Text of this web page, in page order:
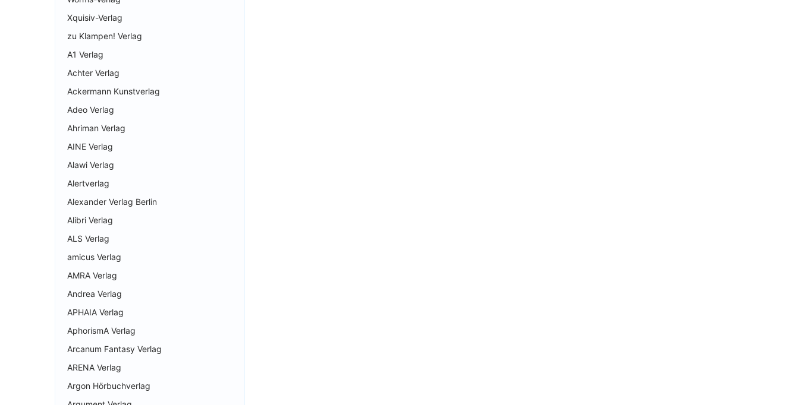
Xquisiv-Verlag
zu Klampen! Verlag
A1 Verlag
Achter Verlag
Ackermann Kunstverlag
Adeo Verlag
Ahriman Verlag
AINE Verlag
Alawi Verlag
Alertverlag
Alexander Verlag Berlin
Alibri Verlag
ALS Verlag
amicus Verlag
AMRA Verlag
Andrea Verlag
APHAIA Verlag
AphorismA Verlag
Arcanum Fantasy Verlag
ARENA Verlag
Argon Hörbuchverlag